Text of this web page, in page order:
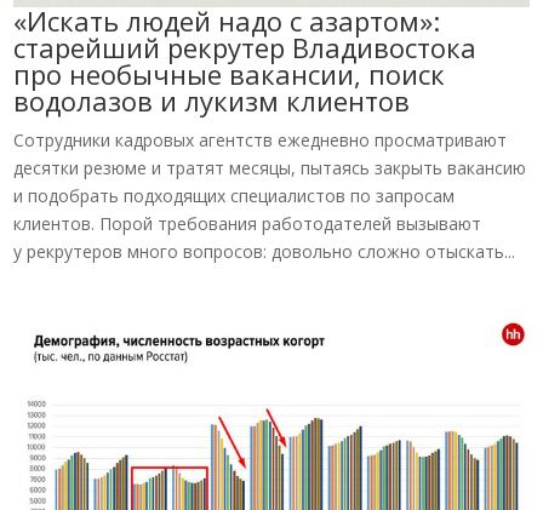
«Искать людей надо с азартом»:
старейший рекрутер Владивостока
про необычные вакансии, поиск
водолазов и лукизм клиентов
Сотрудники кадровых агентств ежедневно просматривают
десятки резюме и тратят месяцы, пытаясь закрыть вакансию
и подобрать подходящих специалистов по запросам
клиентов. Порой требования работодателей вызывают
у рекрутеров много вопросов: довольно сложно отыскать...